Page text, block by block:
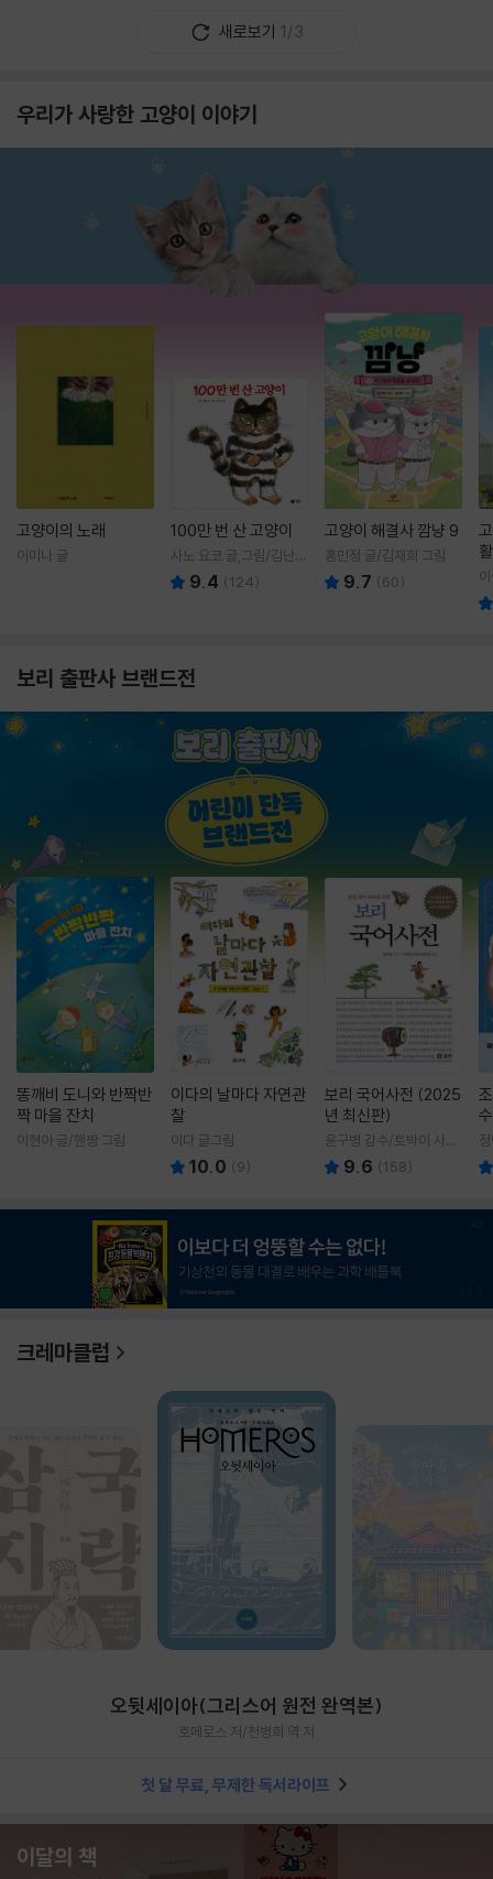
새로보기 1/3
우리가 사랑한 고양이 이야기
고양이의 노래
이미나 글
100만 번 산 고양이
사노 요코 글,그림/김난주
역 9.4 (124)
고양이 해결사 깜냥 9
홍민정 글/김재희 그림
9.7 (60)
보리 출판사 브랜드전
똥깨비 도니와 반짝반
짝 마을 잔치
이현아 글/핸짱 그림
이다의 날마다 자연관
찰
이다 글그림
10.0 (9)
보리 국어사전 (2025
년 최신판)
윤구병 감수/토박이 사전
편찬실 편
9.6 (158)
크레마클럽
오뒷세이아(그리스어 원전 완역본)
호메로스 저/천병희 역 저
첫 달 무료, 무제한 독서라이프
이달의 책